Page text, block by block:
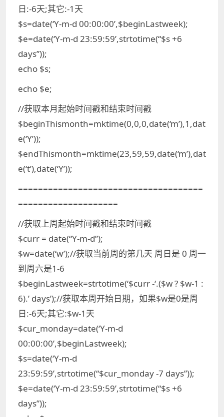
日:-6天;其它:-1天
$s=date(‘Y-m-d 00:00:00’,$beginLastweek);
$e=date(‘Y-m-d 23:59:59’,strtotime(“$s +6
days”));
echo $s;
echo $e;
//获取本月起始时间戳和结束时间戳
$beginThismonth=mktime(0,0,0,date(‘m’),1,dat
e(‘Y’));
$endThismonth=mktime(23,59,59,date(‘m’),dat
e(‘t’),date(‘Y’));
=====================================
====================
//获取上周起始时间戳和结束时间戳
$curr = date(“Y-m-d”);
$w=date(‘w’);//获取当前周的第几天 周日是 0 周一
到周六是1-6
$beginLastweek=strtotime(‘$curr -‘.($w ? $w-1 :
6).’ days’);//获取本周开始日期，如果$w是0是周
日:-6天;其它:$w-1天
$cur_monday=date(‘Y-m-d
00:00:00’,$beginLastweek);
$s=date(‘Y-m-d
23:59:59’,strtotime(“$cur_monday -7 days”));
$e=date(‘Y-m-d 23:59:59’,strtotime(“$s +6
days”));